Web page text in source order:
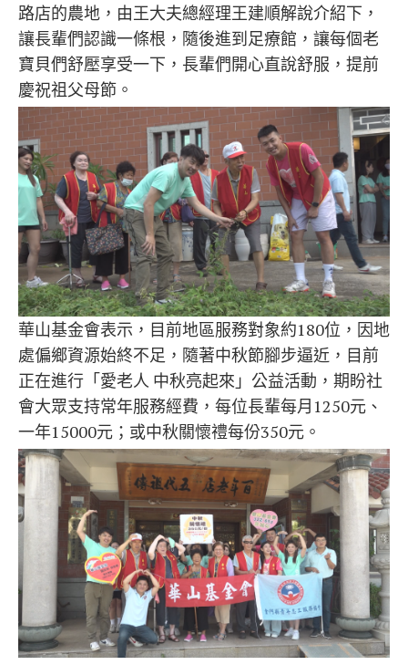
路店的農地，由王大夫總經理王建順解說介紹下，
讓長輩們認識一條根，隨後進到足療館，讓每個老
寶貝們舒壓享受一下，長輩們開心直說舒服，提前
慶祝祖父母節。
華山基金會表示，目前地區服務對象約180位，因地
處偏鄉資源始終不足，隨著中秋節腳步逼近，目前
正在進行「愛老人 中秋亮起來」公益活動，期盼社
會大眾支持常年服務經費，每位長輩每月1250元、
一年15000元；或中秋關懷禮每份350元。